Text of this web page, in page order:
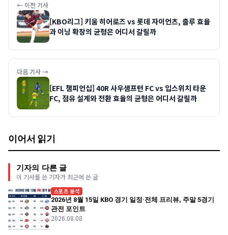
← 이전 기사
[KBO리그] 키움 히어로즈 vs 롯데 자이언츠, 출루 효율
과 이닝 확장의 균형은 어디서 갈릴까
다음 기사 →
[EFL 챔피언십] 40R 사우샘프턴 FC vs 입스위치 타운
FC, 점유 설계와 전환 효율의 균형은 어디서 갈릴까
이어서 읽기
기자의 다른 글
이 기사를 쓴 기자가 최근에 쓴 글
스포츠 분석
2026년 8월 15일 KBO 경기 일정·전체 프리뷰, 주말 5경기
관전 포인트
2026.08.08